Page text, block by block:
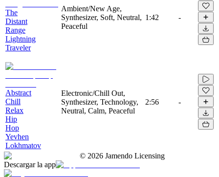
The
Distant
Range
Lightning
Traveler
Ambient/New Age,
Synthesizer, Soft, Neutral,
Peaceful
1:42 -
Abstract
Chill
Relax
Hip
Hop
Yevhen
Lokhmatov
Electronic/Chill Out,
Synthesizer, Technology,
Neutral, Calm, Peaceful
2:56 -
© 2026 Jamendo Licensing
Descargar la app